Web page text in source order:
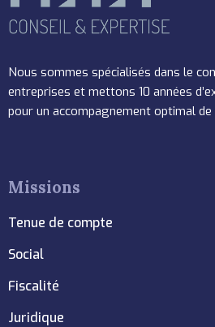
Nous sommes spécialisés dans le
entreprises et mettons 10 années
pour un accompagnement optimal
Missions
Tenue de compte
Social
Fiscalité
Juridique